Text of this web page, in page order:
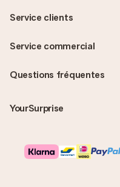
Questions fréquentes
YourSurprise
Service clients
Service commercial